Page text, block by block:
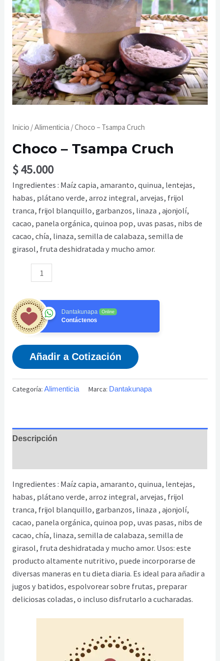
Inicio /Alimenticia / Choco – Tsampa Cruch
Choco – Tsampa Cruch
$45.000
Ingredientes : Maíz capia, amaranto, quinua, lentejas,
habas, plátano verde, arroz integral, arvejas, frijol
tranca, frijol blanquillo, garbanzos, linaza , ajonjolí,
cacao, panela orgánica, quinoa pop, uvas pasas, nibs de
cacao, chía, linaza, semilla de calabaza, semilla de
girasol, fruta deshidratada y mucho amor.
Dantakunapa Online
Contáctenos
Añadir a Cotización
Categoría:Alimenticia Marca: Dantakunapa
Descripción
Ingredientes : Maíz capia, amaranto, quinua, lentejas,
habas, plátano verde, arroz integral, arvejas, frijol
tranca, frijol blanquillo, garbanzos, linaza , ajonjolí,
cacao, panela orgánica, quinoa pop, uvas pasas, nibs de
cacao, chía, linaza, semilla de calabaza, semilla de
girasol, fruta deshidratada y mucho amor. Usos: este
producto altamente nutritivo, puede incorporarse de
diversas maneras en tu dieta diaria. Es ideal para añadir a
jugos y batidos, espolvorear sobre frutas, preparar
deliciosas coladas, o incluso disfrutarlo a cucharadas.